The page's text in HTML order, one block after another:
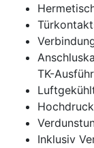
TK-
Inklusiv